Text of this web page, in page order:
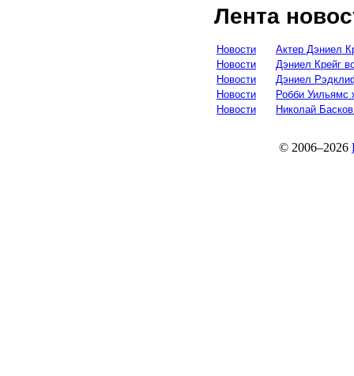
Лента
Новости
Актер Дэниел
Новости
Дэниел Крейг
Новости
Дэниел
Новости
Робби Уильямс
Новости
Николай
© 2006–2026